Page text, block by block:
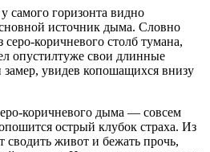
самого горизонта видно
источник дыма. Словно
коричневого столб тумана,
опустилтуже свои длинные
замер, увидев копошащихся внизу
коричневого дыма — совсем
острый клубок страха. Из
сводить живот и бежать прочь,